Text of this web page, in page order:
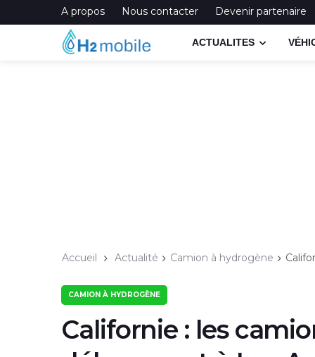
A propos Nous contacter Devenir partenaire
ACTUALITES
Accueil Actualité Camion à hydrogène
CAMION À HYDROGÈNE
Californie : les